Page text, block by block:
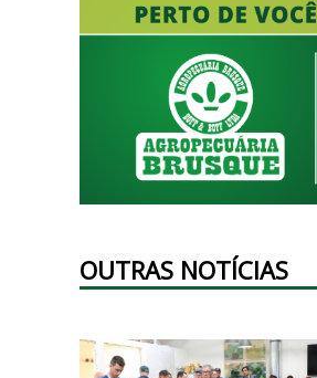
OUTRAS NOTÍCIAS